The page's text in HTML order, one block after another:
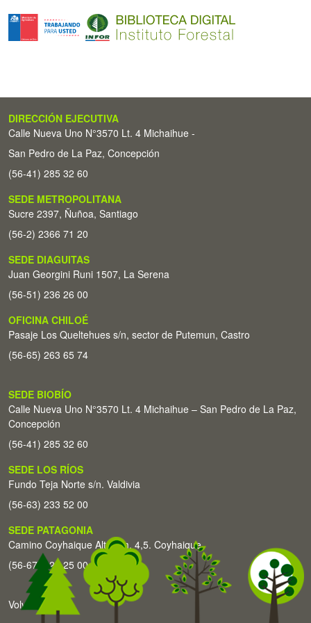
DIRECCIÓN EJECUTIVA
Calle Nueva Uno N°3570 Lt. 4 Michaihue -
San Pedro de La Paz, Concepción
(56-41) 285 32 60
SEDE METROPOLITANA
Sucre 2397, Ñuñoa, Santiago
(56-2) 2366 71 20
SEDE DIAGUITAS
Juan Georgini Runi 1507, La Serena
(56-51) 236 26 00
OFICINA CHILOÉ
Pasaje Los Queltehues s/n, sector de Putemun, Castro
(56-65) 263 65 74
SEDE BIOBÍO
Calle Nueva Uno N°3570 Lt. 4 Michaihue – San Pedro de La Paz,
Concepción
(56-41) 285 32 60
SEDE LOS RÍOS
Fundo Teja Norte s/n. Valdivia
(56-63) 233 52 00
SEDE PATAGONIA
Camino Coyhaique Alto Km. 4,5. Coyhaique
(56-67) 226 25 00
Volver arriba